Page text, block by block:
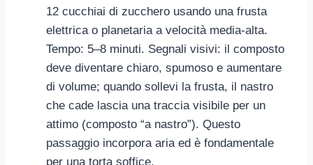
12 cucchiai di zucchero usando una frusta
elettrica o planetaria a velocità media-alta.
Tempo: 5–8 minuti. Segnali visivi: il composto
deve diventare chiaro, spumoso e aumentare
di volume; quando sollevi la frusta, il nastro
che cade lascia una traccia visibile per un
attimo (composto “a nastro”). Questo
passaggio incorpora aria ed è fondamentale
per una torta soffice.